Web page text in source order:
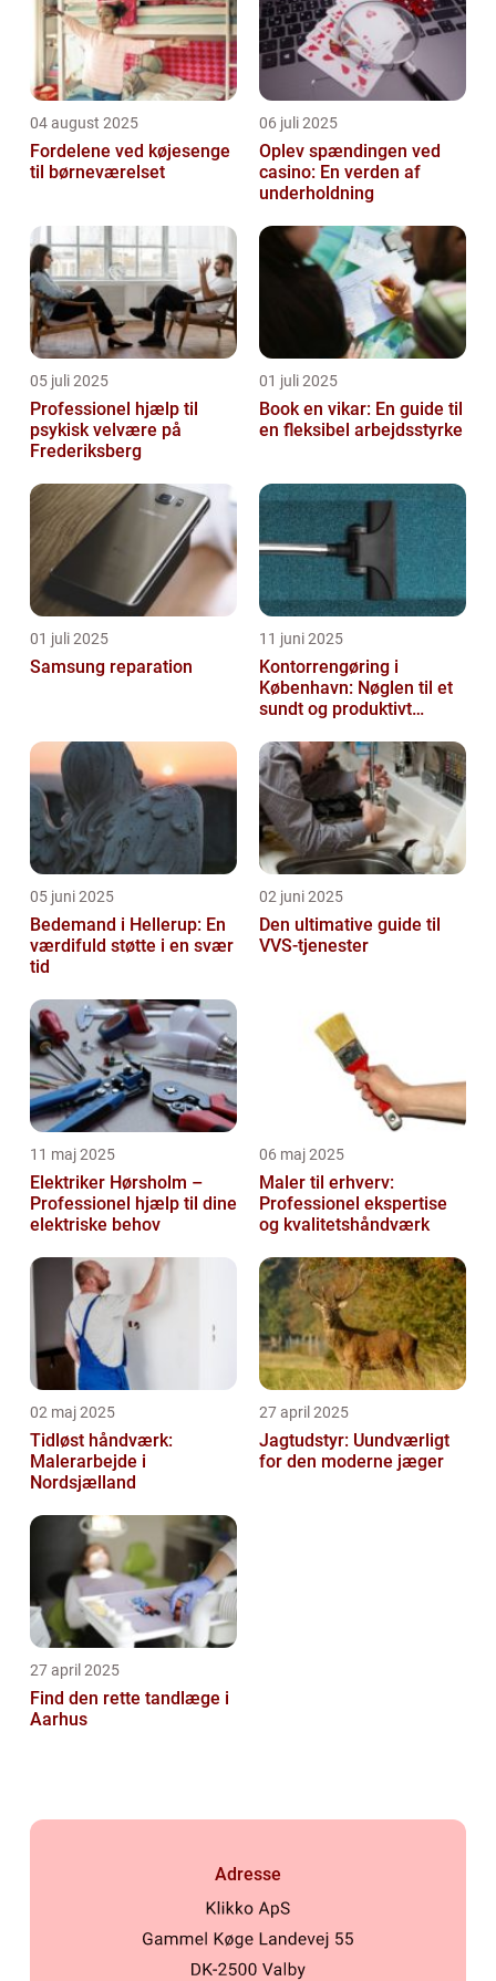
04 august 2025
Fordelene ved køjesenge
til børneværelset
06 juli 2025
Oplev spændingen ved
casino: En verden af
underholdning
05 juli 2025
Professionel hjælp til
psykisk velvære på
Frederiksberg
01 juli 2025
Book en vikar: En guide til
en fleksibel arbejdsstyrke
01 juli 2025
Samsung reparation
11 juni 2025
Kontorrengøring i
København: Nøglen til et
sundt og produktivt
05 juni 2025
Bedemand i Hellerup: En
værdifuld støtte i en svær
tid
02 juni 2025
Den ultimative guide til
VVS-tjenester
11 maj 2025
Elektriker Hørsholm –
Professionel hjælp til dine
elektriske behov
06 maj 2025
Maler til erhverv:
Professionel ekspertise
og kvalitetshåndværk
02 maj 2025
Tidløst håndværk:
Malerarbejde i
Nordsjælland
27 april 2025
Jagtudstyr: Uundværligt
for den moderne jæger
27 april 2025
Find den rette tandlæge i
Aarhus
Adresse